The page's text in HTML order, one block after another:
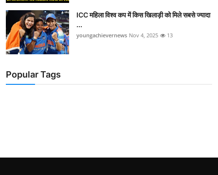
ICC महिला विश्व कप में किस खिलाड़ी को मिले सबसे ज्यादा
...
youngachievernews Nov 4, 2025 13
Popular Tags